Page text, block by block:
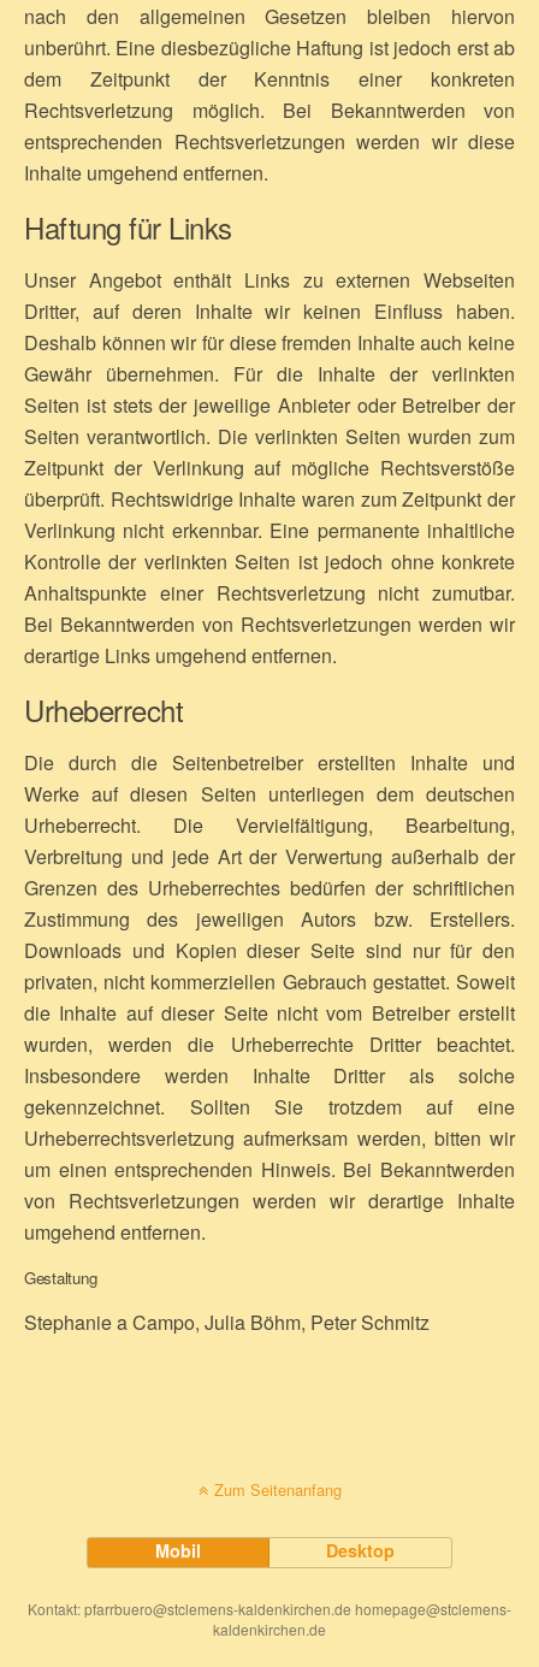
nach den allgemeinen Gesetzen bleiben hiervon
unberührt. Eine diesbezügliche Haftung ist jedoch erst ab
dem Zeitpunkt der Kenntnis einer konkreten
Rechtsverletzung möglich. Bei Bekanntwerden von
entsprechenden Rechtsverletzungen werden wir diese
Inhalte umgehend entfernen.
Haftung für Links
Unser Angebot enthält Links zu externen Webseiten
Dritter, auf deren Inhalte wir keinen Einfluss haben.
Deshalb können wir für diese fremden Inhalte auch keine
Gewähr übernehmen. Für die Inhalte der verlinkten
Seiten ist stets der jeweilige Anbieter oder Betreiber der
Seiten verantwortlich. Die verlinkten Seiten wurden zum
Zeitpunkt der Verlinkung auf mögliche Rechtsverstöße
überprüft. Rechtswidrige Inhalte waren zum Zeitpunkt der
Verlinkung nicht erkennbar. Eine permanente inhaltliche
Kontrolle der verlinkten Seiten ist jedoch ohne konkrete
Anhaltspunkte einer Rechtsverletzung nicht zumutbar.
Bei Bekanntwerden von Rechtsverletzungen werden wir
derartige Links umgehend entfernen.
Urheberrecht
Die durch die Seitenbetreiber erstellten Inhalte und
Werke auf diesen Seiten unterliegen dem deutschen
Urheberrecht. Die Vervielfältigung, Bearbeitung,
Verbreitung und jede Art der Verwertung außerhalb der
Grenzen des Urheberrechtes bedürfen der schriftlichen
Zustimmung des jeweiligen Autors bzw. Erstellers.
Downloads und Kopien dieser Seite sind nur für den
privaten, nicht kommerziellen Gebrauch gestattet. Soweit
die Inhalte auf dieser Seite nicht vom Betreiber erstellt
wurden, werden die Urheberrechte Dritter beachtet.
Insbesondere werden Inhalte Dritter als solche
gekennzeichnet. Sollten Sie trotzdem auf eine
Urheberrechtsverletzung aufmerksam werden, bitten wir
um einen entsprechenden Hinweis. Bei Bekanntwerden
von Rechtsverletzungen werden wir derartige Inhalte
umgehend entfernen.
Gestaltung
Stephanie a Campo, Julia Böhm, Peter Schmitz
Zum Seitenanfang
Mobil Desktop
Kontakt: pfarrbuero@stclemens-kaldenkirchen.de homepage@stclemens-
kaldenkirchen.de